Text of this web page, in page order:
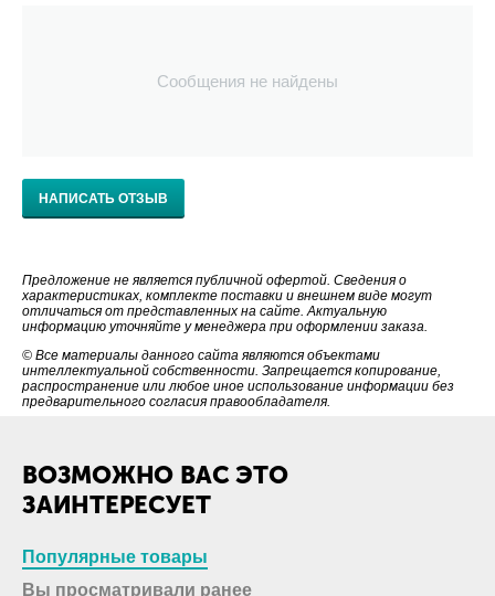
Сообщения не найдены
НАПИСАТЬ ОТЗЫВ
Предложение не является публичной офертой. Сведения о
характеристиках, комплекте поставки и внешнем виде могут
отличаться от представленных на сайте. Актуальную
информацию уточняйте у менеджера при оформлении заказа.
© Все материалы данного сайта являются объектами
интеллектуальной собственности. Запрещается копирование,
распространение или любое иное использование информации без
предварительного согласия правообладателя.
ВОЗМОЖНО ВАС ЭТО
ЗАИНТЕРЕСУЕТ
Популярные товары
Вы просматривали ранее